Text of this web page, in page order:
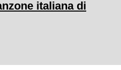
italiana di